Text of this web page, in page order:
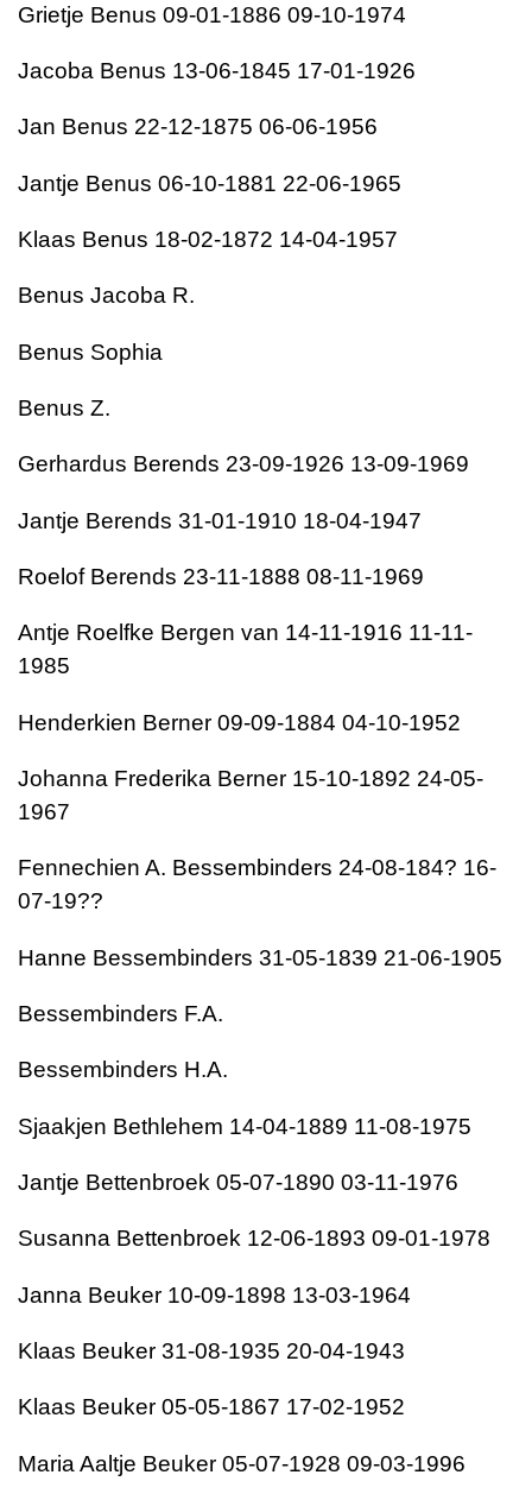
Grietje Benus 09-01-1886 09-10-1974
Jacoba Benus 13-06-1845 17-01-1926
Jan Benus 22-12-1875 06-06-1956
Jantje Benus 06-10-1881 22-06-1965
Klaas Benus 18-02-1872 14-04-1957
Benus Jacoba R.
Benus Sophia
Benus Z.
Gerhardus Berends 23-09-1926 13-09-1969
Jantje Berends 31-01-1910 18-04-1947
Roelof Berends 23-11-1888 08-11-1969
Antje Roelfke Bergen van 14-11-1916 11-11-
1985
Henderkien Berner 09-09-1884 04-10-1952
Johanna Frederika Berner 15-10-1892 24-05-
1967
Fennechien A. Bessembinders 24-08-184? 16-
07-19??
Hanne Bessembinders 31-05-1839 21-06-1905
Bessembinders F.A.
Bessembinders H.A.
Sjaakjen Bethlehem 14-04-1889 11-08-1975
Jantje Bettenbroek 05-07-1890 03-11-1976
Susanna Bettenbroek 12-06-1893 09-01-1978
Janna Beuker 10-09-1898 13-03-1964
Klaas Beuker 31-08-1935 20-04-1943
Klaas Beuker 05-05-1867 17-02-1952
Maria Aaltje Beuker 05-07-1928 09-03-1996